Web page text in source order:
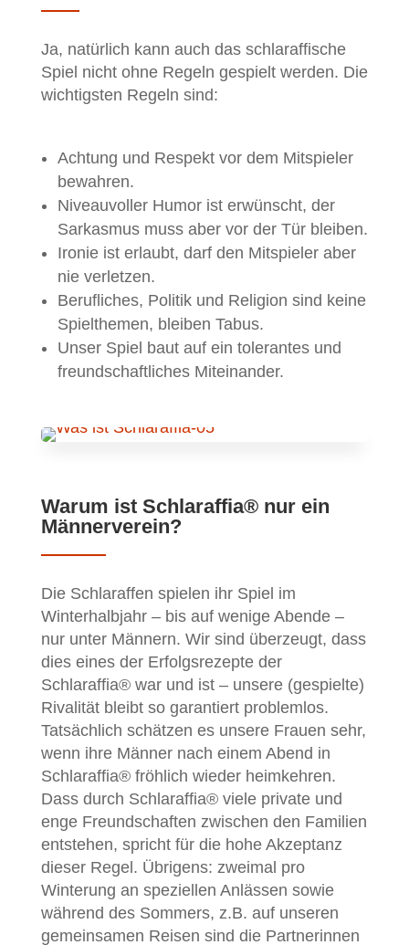
Ja, natürlich kann auch das schlaraffische
Spiel nicht ohne Regeln gespielt werden. Die
wichtigsten Regeln sind:
Achtung und Respekt vor dem Mitspieler
bewahren.
Niveauvoller Humor ist erwünscht, der
Sarkasmus muss aber vor der Tür bleiben.
Ironie ist erlaubt, darf den Mitspieler aber
nie verletzen.
Berufliches, Politik und Religion sind keine
Spielthemen, bleiben Tabus.
Unser Spiel baut auf ein tolerantes und
freundschaftliches Miteinander.
Warum ist Schlaraffia® nur ein
Männerverein?
Die Schlaraffen spielen ihr Spiel im
Winterhalbjahr – bis auf wenige Abende –
nur unter Männern. Wir sind überzeugt, dass
dies eines der Erfolgsrezepte der
Schlaraffia® war und ist – unsere (gespielte)
Rivalität bleibt so garantiert problemlos.
Tatsächlich schätzen es unsere Frauen sehr,
wenn ihre Männer nach einem Abend in
Schlaraffia® fröhlich wieder heimkehren.
Dass durch Schlaraffia® viele private und
enge Freundschaften zwischen den Familien
entstehen, spricht für die hohe Akzeptanz
dieser Regel. Übrigens: zweimal pro
Winterung an speziellen Anlässen sowie
während des Sommers, z.B. auf unseren
gemeinsamen Reisen sind die Partnerinnen